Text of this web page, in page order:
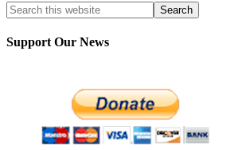
Support Our News